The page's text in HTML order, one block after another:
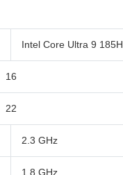
Intel Core Ultra 9 185H
16
22
2.3 GHz
1.8 GHz